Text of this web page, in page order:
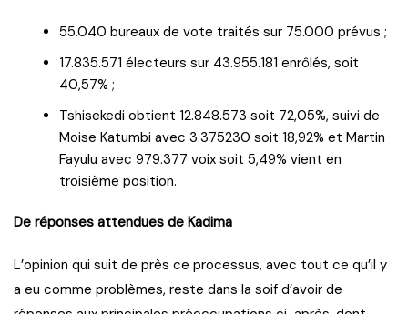
55.040 bureaux de vote traités sur 75.000 prévus ;
17.835.571 électeurs sur 43.955.181 enrôlés, soit
40,57% ;
Tshisekedi obtient 12.848.573 soit 72,05%, suivi de
Moise Katumbi avec 3.375230 soit 18,92% et Martin
Fayulu avec 979.377 voix soit 5,49% vient en
troisième position.
De réponses attendues de Kadima
L’opinion qui suit de près ce processus, avec tout ce qu’il y
a eu comme problèmes, reste dans la soif d’avoir de